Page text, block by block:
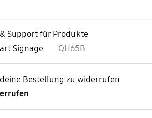
Support für Produkte
Signage QH65B
Bestellung zu widerrufen